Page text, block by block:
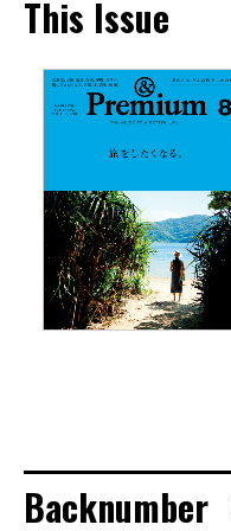
This Issue
Backnumber